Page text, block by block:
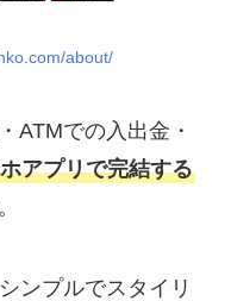
about/
ATMでの入出金・
アプリで完結する
ンプルでスタイリ